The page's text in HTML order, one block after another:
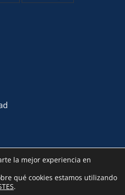
la mejor experiencia en
qué cookies estamos utilizando
.